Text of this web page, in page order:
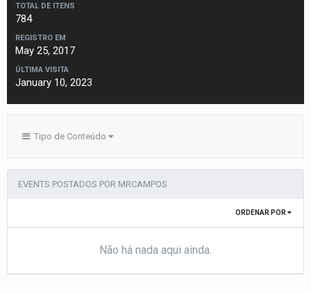
TOTAL DE ITENS
784
REGISTRO EM
May 25, 2017
ÚLTIMA VISITA
January 10, 2023
Tipo de Conteúdo
EVENTS POSTADOS POR MRCAMPOS
ORDENAR POR
Não há nada aqui ainda.